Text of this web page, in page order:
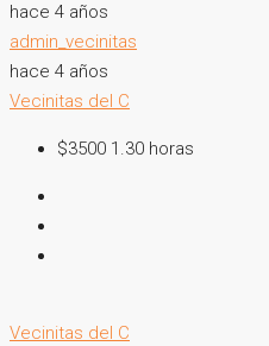
hace 4 años
admin_vecinitas
hace 4 años
Vecinitas del C
$3500 1.30 horas
Vecinitas del C